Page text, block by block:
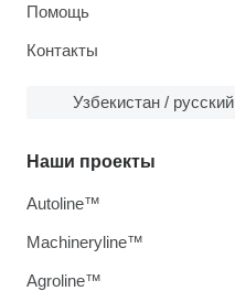
Помощь
Контакты
Узбекистан / русский
Наши проекты
Autoline™
Machineryline™
Agroline™